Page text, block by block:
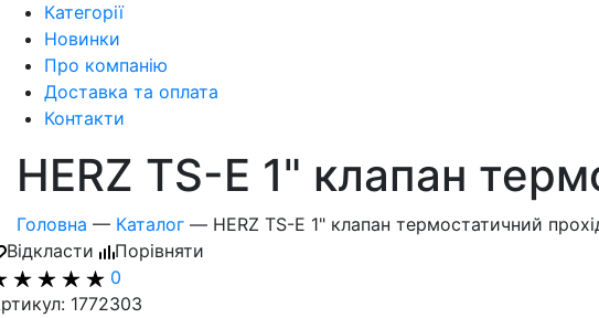
Категорії
Новинки
Про компанію
Доставка та оплата
Контакти
HERZ TS-E 1" клапан
Головна — Каталог — HERZ TS-E 1" клапан термостатичний
Відкласти
Порівняти
0
1772303